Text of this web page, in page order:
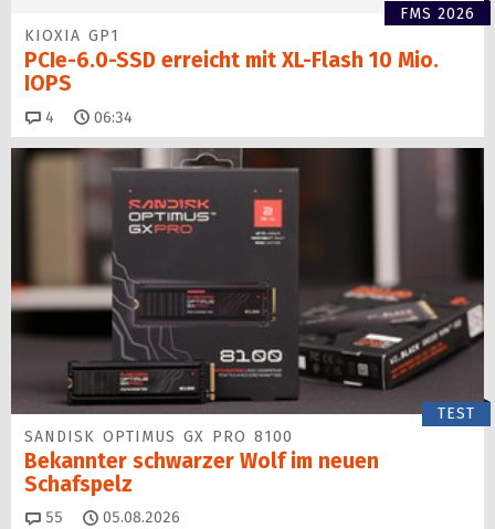
FMS 2026
KIOXIA GP1
PCIe-6.0-SSD erreicht mit XL-Flash 10 Mio.
IOPS
4 Kommentare
06:34
TEST
SANDISK OPTIMUS GX PRO 8100
Bekannter schwarzer Wolf im neuen
Schafspelz
55 Kommentare
05.08.2026